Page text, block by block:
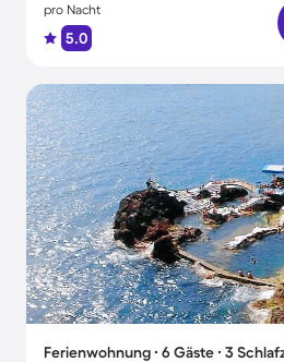
pro Nacht
5.0
Ferienwohnung ∙ 6 Gäste ∙ 3